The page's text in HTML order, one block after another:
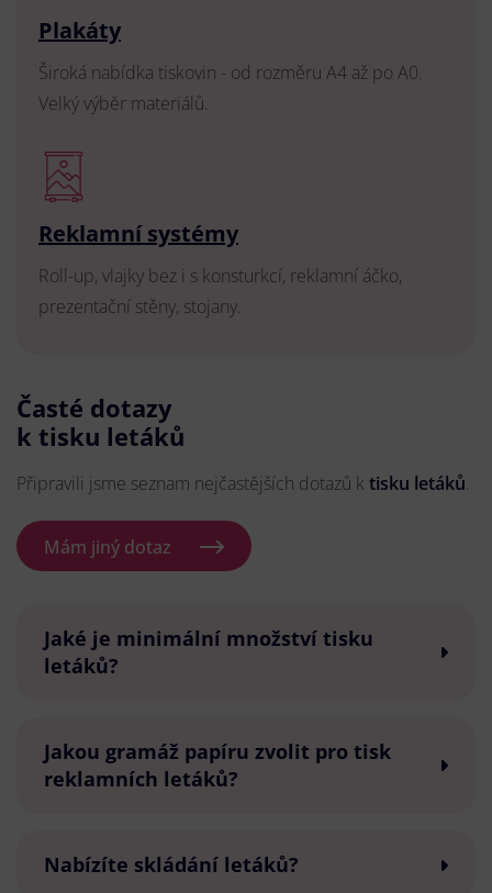
Plakáty
Široká nabídka tiskovin - od rozměru A4 až po A0.
Velký výběr materiálů.
Reklamní systémy
Roll-up, vlajky bez i s konsturkcí, reklamní áčko,
prezentační stěny, stojany.
Časté dotazy
k tisku letáků
Připravili jsme seznam nejčastějších dotazů k tisku letáků.
Mám jiný dotaz
Jaké je minimální množství tisku
letáků?
Jakou gramáž papíru zvolit pro tisk
reklamních letáků?
Nabízíte skládání letáků?